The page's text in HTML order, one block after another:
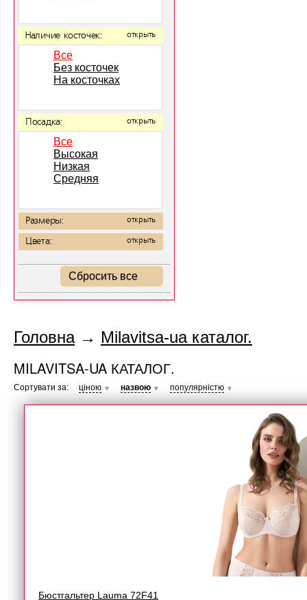
Наличие косточек: открыть
Все
Без косточек
На косточках
Посадка: открыть
Все
Высокая
Низкая
Средняя
Размеры: открыть
Цвета: открыть
Сбросить все
Головна→ Milavitsa-ua каталог.
MILAVITSA-UA КАТАЛОГ.
Сортувати за: ціною ▼ назвою ▼ популярністю ▼
Бюстгальтер Lauma 72F41